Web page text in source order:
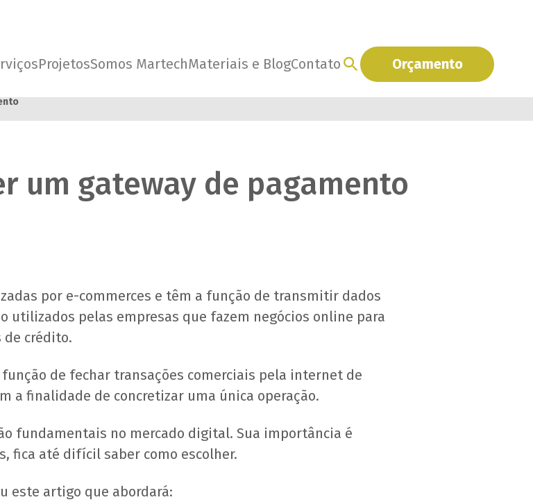
ProjetosSomos MartechMateriais e BlogContato Orçamento
um gateway de pagamento
por e-commerces e têm a função de transmitir dados
utilizados pelas empresas que fazem negócios online para
de crédito.
de fechar transações comerciais pela internet de
a finalidade de concretizar uma única operação.
fundamentais no mercado digital. Sua importância é
fica até difícil saber como escolher.
este artigo que abordará: